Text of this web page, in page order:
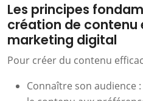
Les principes
création de contenu
marketing digital
Pour créer du contenu
Connaître son audience